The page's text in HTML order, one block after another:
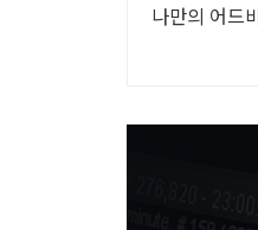
나만의 어드